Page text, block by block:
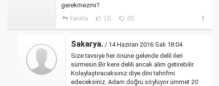
gerekmezmi?
Yanıtla (3) (0)
Sakarya. / 14 Haziran 2016 Salı 18:04
Size tavsiye her önüne gelende delil ileri
sürmesin.Bir kere delili ancak alim getirebilir.
Kolaylaştıracaksınız diye dini tahrifmi
edeceksiniz. Adam doğru söylüyor ümmet 20